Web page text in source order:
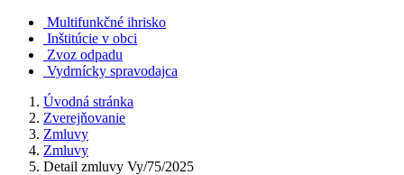
Multifunkčné ihrisko
Inštitúcie v obci
Zvoz odpadu
Vydrnícky spravodajca
Úvodná stránka
Zverejňovanie
Zmluvy
Zmluvy
Detail zmluvy Vy/75/2025